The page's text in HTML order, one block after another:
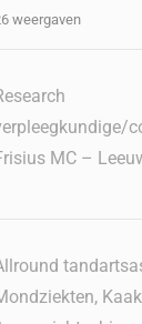
weergaven
MC –